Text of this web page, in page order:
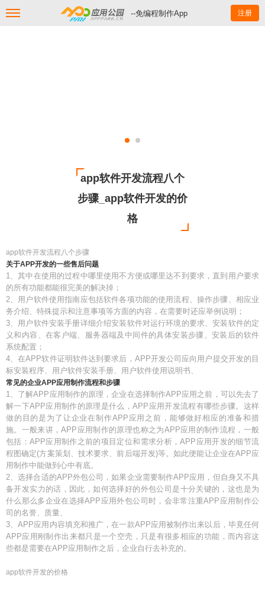
--免编程制作App 注册
app软件开发流程八个
步骤_app软件开发的价
格
app软件开发流程八个步骤
关于APP开发的一些售后问题
1、其中在使用的过程中哪里使用不方便或哪里达不到要求，直到用户要求
的所有功能都能很完美的解决掉；
2、用户软件使用指南应包括软件各项功能的使用流程、操作步骤、相应业
务介绍、特殊提示和注意事项等方面的内容，在需要时还应举例说明；
3、用户软件安装手册详细介绍安装软件对运行环境的要求、安装软件的定
义和内容、在客户端、服务器端及中间件的具体安装步骤、安装后的软件
系统配置；
4、在APP软件证明软件达到要求后，APP开发公司应向用户提交开发的目
标安装程序、用户软件安装手册、用户软件使用说明书、
常见的企业APP应用制作流程和步骤
1、了解APP应用制作的原理，企业在选择制作APP应用之前，可以先去了
解一下APP应用制作的原理是什么，APP应用开发流程有哪些步骤。这样
做的目的是为了让企业在制作APP应用之前，能够做好相应的准备和措
施。一般来讲，APP应用制作的原理也称之为APP应用的制作流程，一般
包括：APP应用制作之前的项目定位和需求分析，APP应用开发的细节流
程图确定(方案策划、技术要求、前后端开发)等。如此便能让企业在APP应
用制作中能做到心中有底。
2、选择合适的APP外包公司，如果企业需要制作APP应用，但自身又不具
备开发实力的话，因此，如何选择好的外包公司是十分关键的，这也是为
什么那么多企业在选择APP应用外包公司时，会非常注重APP应用制作公
司的名誉、质量、
3、APP应用内容填充和推广，在一款APP应用被制作出来以后，毕竟任何
APP应用刚制作出来都只是一个空壳，只是有很多相应的功能，而内容这
些都是需要在APP应用制作之后，企业自行去补充的。
app软件开发的价格